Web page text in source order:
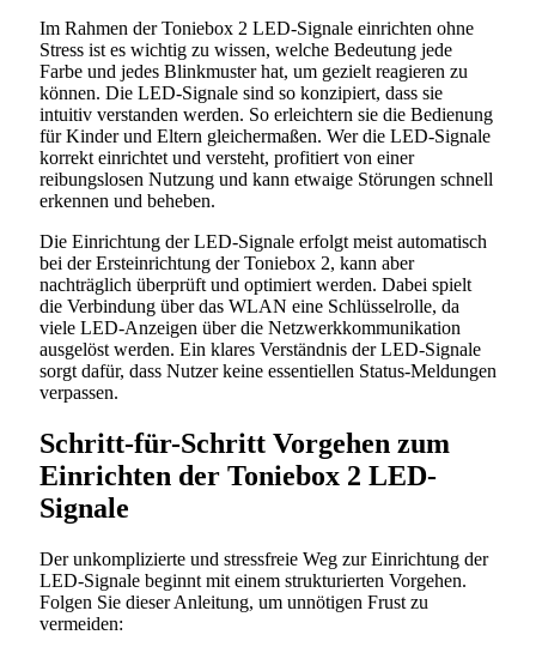
Im Rahmen der Toniebox 2 LED-Signale einrichten ohne
Stress ist es wichtig zu wissen, welche Bedeutung jede
Farbe und jedes Blinkmuster hat, um gezielt reagieren zu
können. Die LED-Signale sind so konzipiert, dass sie
intuitiv verstanden werden. So erleichtern sie die Bedienung
für Kinder und Eltern gleichermaßen. Wer die LED-Signale
korrekt einrichtet und versteht, profitiert von einer
reibungslosen Nutzung und kann etwaige Störungen schnell
erkennen und beheben.
Die Einrichtung der LED-Signale erfolgt meist automatisch
bei der Ersteinrichtung der Toniebox 2, kann aber
nachträglich überprüft und optimiert werden. Dabei spielt
die Verbindung über das WLAN eine Schlüsselrolle, da
viele LED-Anzeigen über die Netzwerkkommunikation
ausgelöst werden. Ein klares Verständnis der LED-Signale
sorgt dafür, dass Nutzer keine essentiellen Status-Meldungen
verpassen.
Schritt-für-Schritt Vorgehen zum
Einrichten der Toniebox 2 LED-
Signale
Der unkomplizierte und stressfreie Weg zur Einrichtung der
LED-Signale beginnt mit einem strukturierten Vorgehen.
Folgen Sie dieser Anleitung, um unnötigen Frust zu
vermeiden: